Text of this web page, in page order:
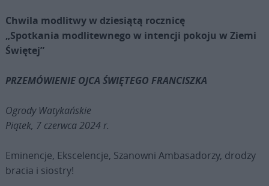
Chwila modlitwy w dziesiątą rocznicę
„Spotkania modlitewnego w intencji pokoju w Ziemi
Świętej”
PRZEMÓWIENIE OJCA ŚWIĘTEGO FRANCISZKA
Ogrody Watykańskie
Piątek, 7 czerwca 2024 r.
Eminencje, Ekscelencje, Szanowni Ambasadorzy, drodzy
bracia i siostry!